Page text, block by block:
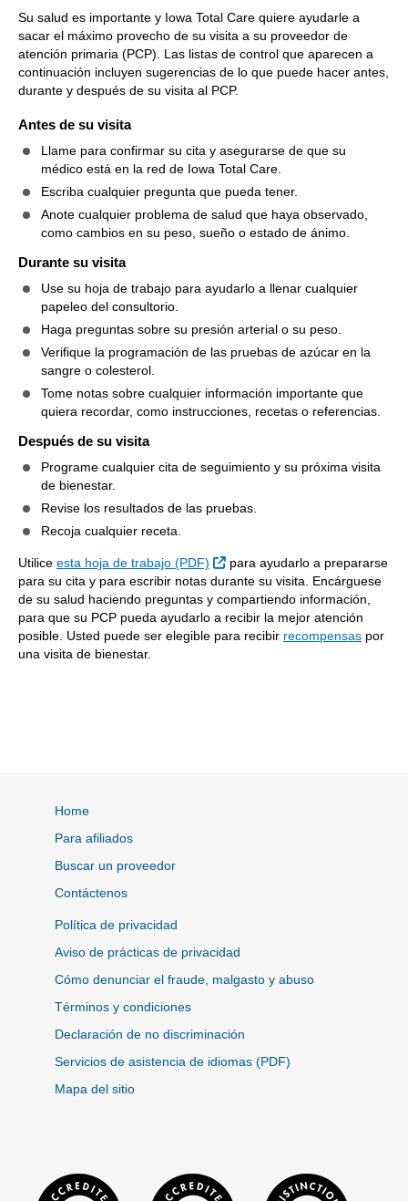
Su salud es importante y Iowa Total Care quiere ayudarle a
sacar el máximo provecho de su visita a su proveedor de
atención primaria (PCP). Las listas de control que aparecen a
continuación incluyen sugerencias de lo que puede hacer antes,
durante y después de su visita al PCP.
Antes de su visita
Llame para confirmar su cita y asegurarse de que su
médico está en la red de Iowa Total Care.
Escriba cualquier pregunta que pueda tener.
Anote cualquier problema de salud que haya observado,
como cambios en su peso, sueño o estado de ánimo.
Durante su visita
Use su hoja de trabajo para ayudarlo a llenar cualquier
papeleo del consultorio.
Haga preguntas sobre su presión arterial o su peso.
Verifique la programación de las pruebas de azúcar en la
sangre o colesterol.
Tome notas sobre cualquier información importante que
quiera recordar, como instrucciones, recetas o referencias.
Después de su visita
Programe cualquier cita de seguimiento y su próxima visita
de bienestar.
Revise los resultados de las pruebas.
Recoja cualquier receta.
Utilice esta hoja de trabajo (PDF) Sitio Externo
para ayudarlo a prepararse
para su cita y para escribir notas durante su visita. Encárguese
de su salud haciendo preguntas y compartiendo información,
para que su PCP pueda ayudarlo a recibir la mejor atención
posible. Usted puede ser elegible para recibir recompensas por
una visita de bienestar.
Home
Para afiliados
Buscar un proveedor
Contáctenos
Política de privacidad
Aviso de prácticas de privacidad
Cómo denunciar el fraude, malgasto y abuso
Términos y condiciones
Declaración de no discriminación
Servicios de asistencia de idiomas (PDF)
Mapa del sitio